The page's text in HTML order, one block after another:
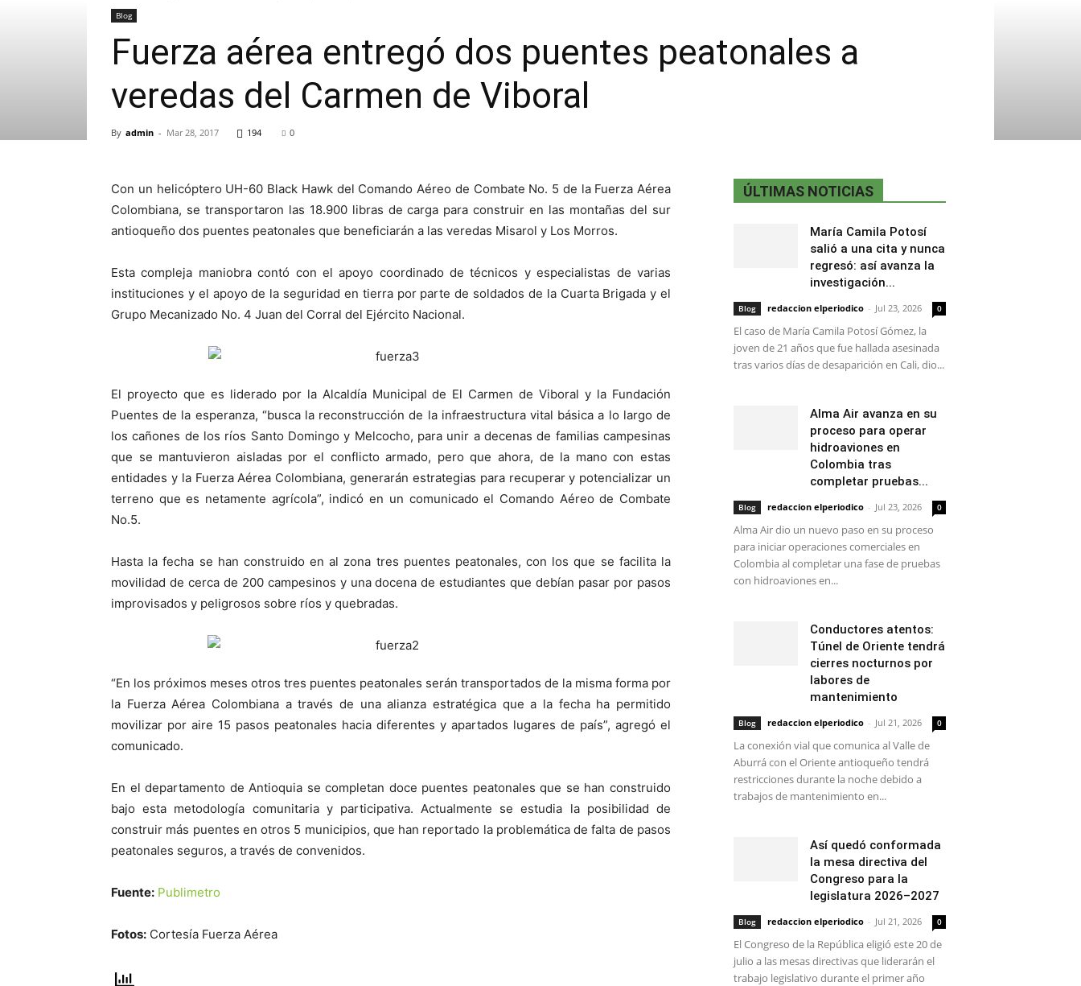
Blog
Fuerza aérea entregó dos puentes peatonales a
veredas del Carmen de Viboral
By admin - Mar 28, 2017 194 0
Con un helicóptero UH-60 Black Hawk del Comando Aéreo de Combate No. 5 de la Fuerza Aérea
Colombiana, se transportaron las 18.900 libras de carga para construir en las montañas del sur
antioqueño dos puentes peatonales que beneficiarán a las veredas Misarol y Los Morros.
Esta compleja maniobra contó con el apoyo coordinado de técnicos y especialistas de varias
instituciones y el apoyo de la seguridad en tierra por parte de soldados de la Cuarta Brigada y el
Grupo Mecanizado No. 4 Juan del Corral del Ejército Nacional.
El proyecto que es liderado por la Alcaldía Municipal de El Carmen de Viboral y la Fundación
Puentes de la esperanza, “busca la reconstrucción de la infraestructura vital básica a lo largo de
los cañones de los ríos Santo Domingo y Melcocho, para unir a decenas de familias campesinas
que se mantuvieron aisladas por el conflicto armado, pero que ahora, de la mano con estas
entidades y la Fuerza Aérea Colombiana, generarán estrategias para recuperar y potencializar un
terreno que es netamente agrícola”, indicó en un comunicado el Comando Aéreo de Combate
No.5.
Hasta la fecha se han construido en al zona tres puentes peatonales, con los que se facilita la
movilidad de cerca de 200 campesinos y una docena de estudiantes que debían pasar por pasos
improvisados y peligrosos sobre ríos y quebradas.
“En los próximos meses otros tres puentes peatonales serán transportados de la misma forma por
la Fuerza Aérea Colombiana a través de una alianza estratégica que a la fecha ha permitido
movilizar por aire 15 pasos peatonales hacia diferentes y apartados lugares de país”, agregó el
comunicado.
En el departamento de Antioquia se completan doce puentes peatonales que se han construido
bajo esta metodología comunitaria y participativa. Actualmente se estudia la posibilidad de
construir más puentes en otros 5 municipios, que han reportado la problemática de falta de pasos
peatonales seguros, a través de convenidos.
Fuente: Publimetro
Fotos: Cortesía Fuerza Aérea
ÚLTIMAS NOTICIAS
María Camila Potosí
salió a una cita y nunca
regresó: así avanza la
investigación...
Blog redaccion elperiodico - Jul 23, 2026 0
El caso de María Camila Potosí Gómez, la
joven de 21 años que fue hallada asesinada
tras varios días de desaparición en Cali, dio...
Alma Air avanza en su
proceso para operar
hidroaviones en
Colombia tras
completar pruebas...
Blog redaccion elperiodico - Jul 23, 2026 0
Alma Air dio un nuevo paso en su proceso
para iniciar operaciones comerciales en
Colombia al completar una fase de pruebas
con hidroaviones en...
Conductores atentos:
Túnel de Oriente tendrá
cierres nocturnos por
labores de
mantenimiento
Blog redaccion elperiodico - Jul 21, 2026 0
La conexión vial que comunica al Valle de
Aburrá con el Oriente antioqueño tendrá
restricciones durante la noche debido a
trabajos de mantenimiento en...
Así quedó conformada
la mesa directiva del
Congreso para la
legislatura 2026–2027
Blog redaccion elperiodico - Jul 21, 2026 0
El Congreso de la República eligió este 20 de
julio a las mesas directivas que liderarán el
trabajo legislativo durante el primer año